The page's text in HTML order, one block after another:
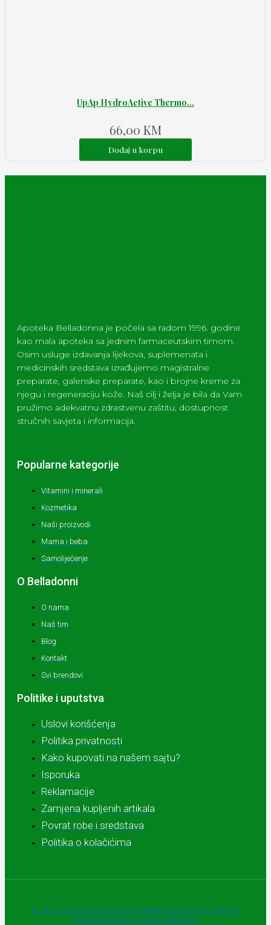
UpAp HydroActive Thermo...
66,00 KM
Dodaj u korpu
Apoteka Belladonna je počela sa radom 1996. godine
kao mala apoteka sa jednim farmaceutskim timom.
Osim usluge izdavanja lijekova, suplemenata i
medicinskih sredstava izrađujemo magistralne
preparate, galenske preparate, kao i brojne kreme za
njegu i regeneraciju kože. Naš cilj i želja je bila da Vam
pružimo adekvatnu zdrastvenu zaštitu, dostupnost
stručnih savjeta i informacija.
Popularne kategorije
Vitamini i minerali
Kozmetika
Naši proizvodi
Mama i beba
Samoliječenje
O Belladonni
O nama
Naš tim
Blog
Kontakt
Svi brendovi
Politike i uputstva
Uslovi korišćenja
Politika privatnosti
Kako kupovati na našem sajtu?
Isporuka
Reklamacije
Zamjena kupljenih artikala
Povrat robe i sredstava
Politika o kolačićima
© 2025 - Sva prava zadržava Apoteke "Belladonna" Trebinje |
Powered and designed by Webherzz